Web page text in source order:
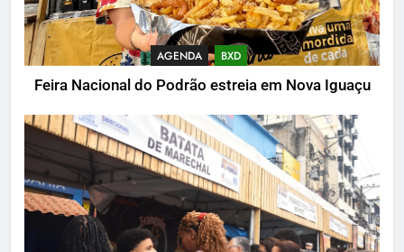
AGENDA BXD
Feira Nacional do Podrão estreia em Nova Iguaçu